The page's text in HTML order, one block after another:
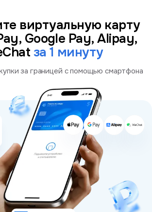
виртуальную карту
Google Pay, Alipay,
за 1 минуту
за границей с помощью смартфона